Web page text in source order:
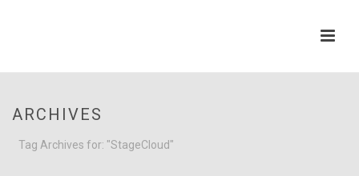
ARCHIVES
Tag Archives for: "StageCloud"